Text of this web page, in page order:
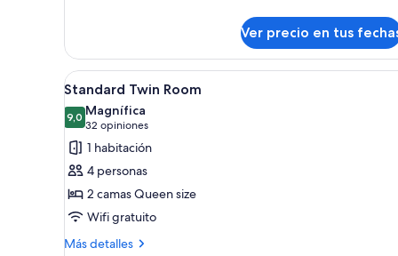
Studio
Suite
with
Bath
Ver precio en tus
Ver
todas
las
fotos
de
Standard
Twin
Room
Habitación de hotel con dos
4
Standard Twin Room
9,09,0 de 10
Magnífica
32 opiniones
(32
opiniones)
1 habitación
4 personas
2 camas Queen size
Wifi gratuito
Más detalles
Más